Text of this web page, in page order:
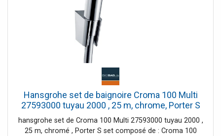
Hansgrohe set de baignoire Croma 100 Multi
27593000 tuyau 2000 , 25 m, chrome, Porter S
set
hansgrohe set de Croma 100 Multi 27593000 tuyau 2000 ,
25 m, chromé , Porter S set composé de : Croma 100